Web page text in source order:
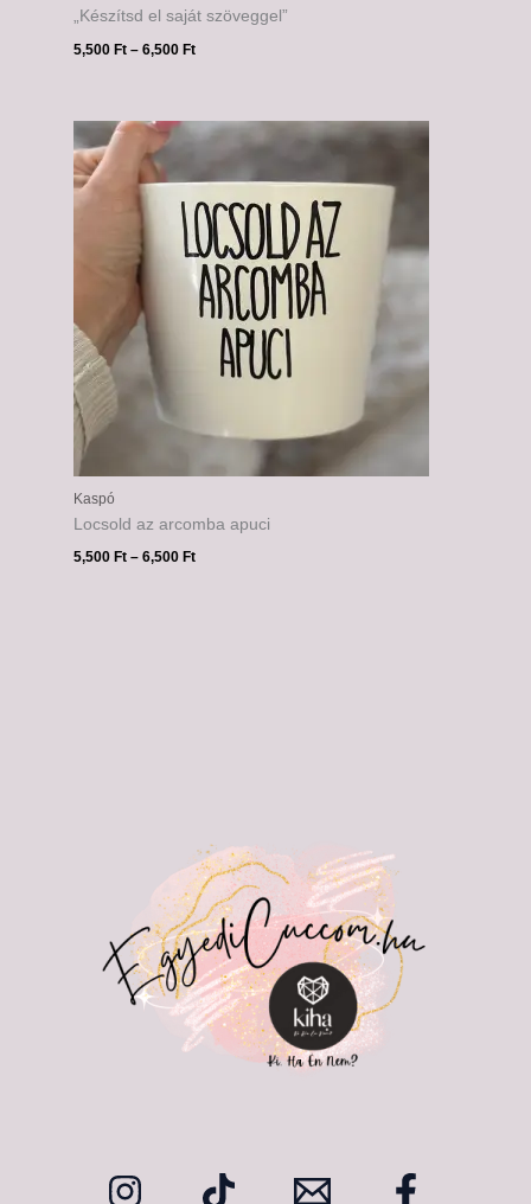
„Készítsd el saját szöveggel”
5,500Ft – 6,500Ft
Kaspó
Locsold az arcomba apuci
5,500 Ft – 6,500 Ft
5,500 Ft